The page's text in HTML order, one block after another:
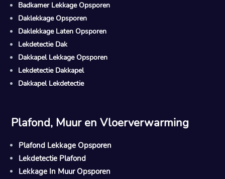
Badkamer Lekkage Opsporen
Daklekkage Opsporen
Daklekkage Laten Opsporen
Lekdetectie Dak
Dakkapel Lekkage Opsporen
Lekdetectie Dakkapel
Dakkapel Lekdetectie
Plafond, Muur en Vloerverwarming
Plafond Lekkage Opsporen
Lekdetectie Plafond
Lekkage In Muur Opsporen